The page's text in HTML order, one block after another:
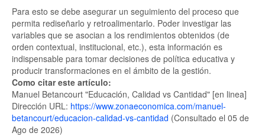
Para esto se debe asegurar un seguimiento del proceso que
permita rediseñarlo y retroalimentarlo. Poder investigar las
variables que se asocian a los rendimientos obtenidos (de
orden contextual, institucional, etc.), esta información es
indispensable para tomar decisiones de política educativa y
producir transformaciones en el ámbito de la gestión.
Como citar este artículo:
Manuel Betancourt "Educación, Calidad vs Cantidad" [en linea]
Dirección URL: https://www.zonaeconomica.com/manuel-
betancourt/educacion-calidad-vs-cantidad (Consultado el 05 de
Ago de 2026)